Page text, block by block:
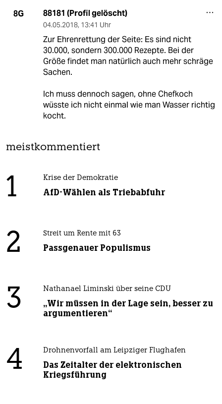
8G 88181 (Profil gelöscht)
04.05.2018, 13:41 Uhr
Zur Ehrenrettung der Seite: Es sind nicht
30.000, sondern 300.000 Rezepte. Bei der
Größe findet man natürlich auch mehr schräge
Sachen.
Ich muss dennoch sagen, ohne Chefkoch
wüsste ich nicht einmal wie man Wasser richtig
kocht.
meistkommentiert
1 Krise der Demokratie
AfD-Wählen als Triebabfuhr
2 Streit um Rente mit 63
Passgenauer Populismus
3 Nathanael Liminski über seine CDU
„Wir müssen in der Lage sein, besser zu
argumentieren“
4 Drohnenvorfall am Leipziger Flughafen
Das Zeitalter der elektronischen
Kriegsführung